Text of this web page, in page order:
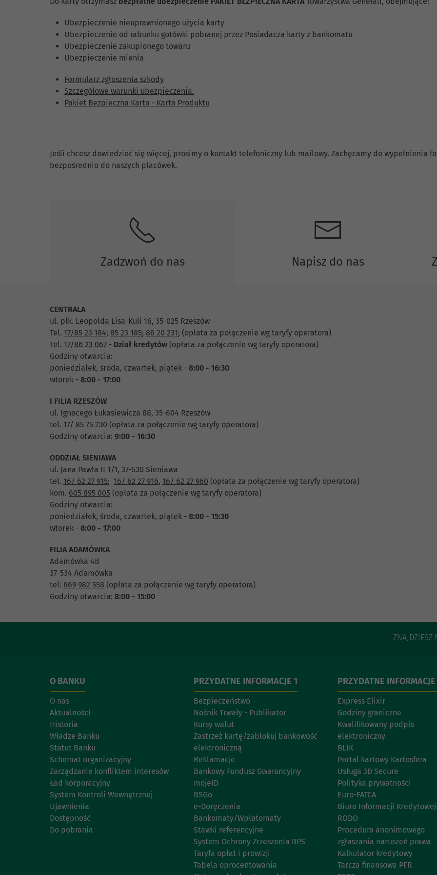
Ubezpieczenie nieuprawnionego użycia karty
Ubezpieczenie od rabunku gotówki pobranej przez Posiadacza karty z bankomatu
Ubezpieczenie zakupionego towaru
Ubezpieczenie mienia
Formularz zgłoszenia szkody
Szczegółowe warunki ubezpieczenia.
Pakiet Bezpieczna Karta - Karta Produktu
Skontaktuj się z nami.
Jeśli chcesz dowiedzieć się więcej, prosimy o kontakt telefoniczny lub mailowy. Zachęcamy do wypełnienia
bezpośrednio do naszych placówek.
Zadzwoń do nas Napisz do nas
CENTRALA
ul. płk. Leopolda Lisa-Kuli 16, 35-025 Rzeszów
Tel. 17/85 23 184; 85 23 185; 86 20 231; (opłata za połączenie wg taryfy operatora)
Tel. 17/86 23 067 - Dział kredytów (opłata za połączenie wg taryfy operatora)
Godziny otwarcia:
poniedziałek, środa, czwartek, piątek - 8:00 - 16:30
wtorek - 8:00 - 17:00
I FILIA RZESZÓW
ul. Ignacego Łukasiewicza 88, 35-604 Rzeszów
tel. 17/ 85 75 230 (opłata za połączenie wg taryfy operatora)
Godziny otwarcia: 9:00 - 16:30
ODDZIAŁ SIENIAWA
ul. Jana Pawła II 1/1, 37-530 Sieniawa
tel. 16/ 62 27 915; 16/ 62 27 916, 16/ 62 27 960 (opłata za połączenie wg taryfy operatora)
kom. 605 895 005 (opłata za połączenie wg taryfy operatora)
Godziny otwarcia:
poniedziałek, środa, czwartek, piątek - 8:00 - 15:30
wtorek - 8:00 - 17:00
FILIA ADAMÓWKA
Adamówka 4B
37-534 Adamówka
tel: 669 982 558 (opłata za połączenie wg taryfy operatora)
Godziny otwarcia: 8:00 - 15:00
ZNAJDZIESZ
O BANKU
O nas
Aktualności
Historia
Władze Banku
Statut Banku
Schemat organizacyjny
Zarządzanie konfliktem interesów
Ład korporacyjny
System Kontroli Wewnętrznej
Ujawnienia
Dostępność
Do pobrania
PRZYDATNE INFORMACJE 1
Bezpieczeństwo
Nośnik Trwały - Publikator
Kursy walut
Zastrzeż kartę/zablokuj bankowość
elektroniczną
Reklamacje
Bankowy Fundusz Gwarancyjny
mojeID
BSGo
e-Doręczenia
Bankomaty/Wpłatomaty
Stawki referencyjne
System Ochrony Zrzeszenia BPS
Taryfa opłat i prowizji
Tabela oprocentowania
PRZYDATNE
Express Elixir
Godziny graniczne
Kwalifikowany podpis
elektroniczny
BLIK
Portal kartowy Kartosfera
Usługa 3D Secure
Polityka prywatności
Euro-FATCA
Biuro Informacji Kredytowej
RODO
Procedura anonimowego
zgłaszania naruszeń prawa
Kalkulator kredytowy
Tarcza finansowa PFR